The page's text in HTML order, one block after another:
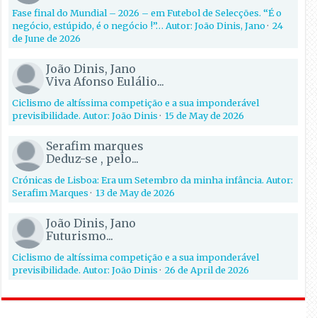
Fase final do Mundial – 2026 – em Futebol de Selecções. “É o
negócio, estúpido, é o negócio !”… Autor: João Dinis, Jano·24
de June de 2026
João Dinis, Jano
Viva Afonso Eulálio...
Ciclismo de altíssima competição e a sua imponderável
previsibilidade. Autor: João Dinis·15 de May de 2026
Serafim marques
Deduz-se , pelo...
Crónicas de Lisboa: Era um Setembro da minha infância. Autor:
Serafim Marques·13 de May de 2026
João Dinis, Jano
Futurismo...
Ciclismo de altíssima competição e a sua imponderável
previsibilidade. Autor: João Dinis·26 de April de 2026